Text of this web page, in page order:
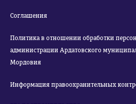
Соглашения
Политика в отношении обработки
администрации Ардатовского
Мордовия
Информация правоохранительных